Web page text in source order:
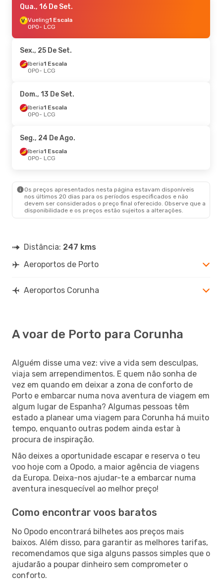
Sex., 21 De Ago.
Iberia1 Escala
OPO- LCG
LCG- OPO
Dom., 11 De Out.
Iberia1 Escala
LCG - OPO
Iberia 1 Escala
OPO- LCG
Iberia1 Escala
LCG
- OPO
Ter., 15 De Set.- Qua., 16 De Set.
Iberia1 Escala
OPO- LCG
Iberia1 Escala
LCG- OPO
Qua., 16 De Set.
Vueling1 Escala
OPO- LCG
Sex., 25 De Set.
Iberia1 Escala
OPO- LCG
Dom., 13 De Set.
Iberia1 Escala
OPO- LCG
Seg., 24 De Ago.
Iberia1 Escala
OPO- LCG
Os preços apresentados nesta página estavam disponíveis
nos últimos 20 dias para os períodos especificados e não
devem ser considerados o preço final oferecido. Observe que a
disponibilidade e os preços estão sujeitos a alterações.
Distância: 247 kms
Aeroportos de Porto
Aeroportos Corunha
A voar de Porto para Corunha
Alguém disse uma vez: vive a vida sem desculpas,
viaja sem arrependimentos. E quem não sonha de
vez em quando em deixar a zona de conforto de
Porto e embarcar numa nova aventura de viagem em
algum lugar de Espanha? Algumas pessoas têm
estado a planear uma viagem para Corunha há muito
tempo, enquanto outras podem ainda estar à
procura de inspiração.
Não deixes a oportunidade escapar e reserva o teu
voo hoje com a Opodo, a maior agência de viagens
da Europa. Deixa-nos ajudar-te a embarcar numa
aventura inesquecível ao melhor preço!
Como encontrar voos baratos
No Opodo encontrará bilhetes aos preços mais
baixos. Além disso, para garantir as melhores tarifas,
recomendamos que siga alguns passos simples que o
ajudarão a poupar dinheiro sem comprometer o
conforto.